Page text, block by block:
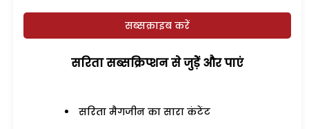
सब्सक्राइब करें
सरिता सब्सक्रिप्शन से जुड़ेें और पाएं
सरिता मैगजीन का सारा कंटेंट